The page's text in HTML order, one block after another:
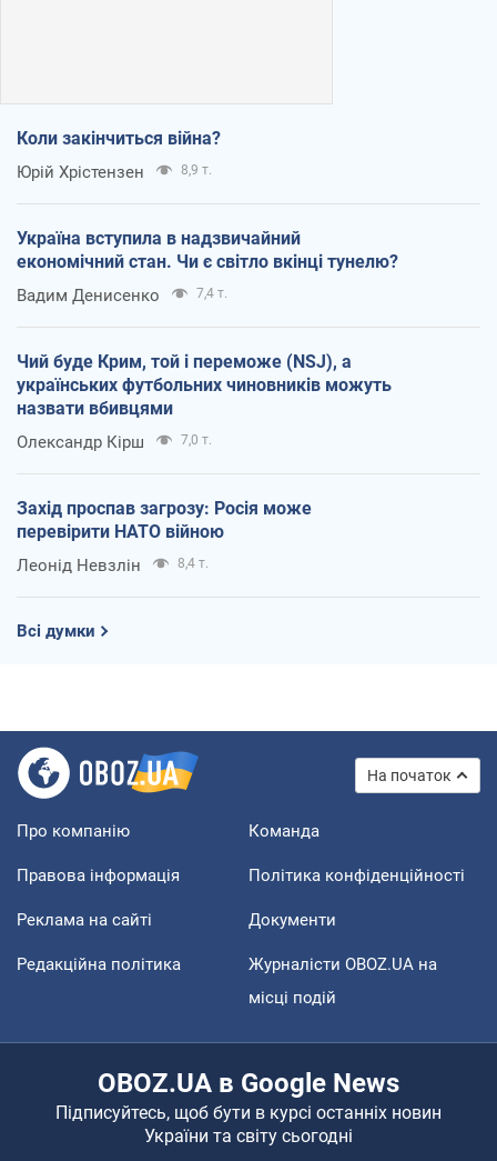
Коли закінчиться війна?
Юрій Хрістензен 8,9 т.
Україна вступила в надзвичайний
економічний стан. Чи є світло вкінці тунелю?
Вадим Денисенко 7,4 т.
Чий буде Крим, той і переможе (NSJ), а
українських футбольних чиновників можуть
назвати вбивцями
Олександр Кірш 7,0 т.
Захід проспав загрозу: Росія може
перевірити НАТО війною
Леонід Невзлін 8,4 т.
Всі думки
На початок
Про компанію Команда
Правова інформація Політика конфіденційності
Реклама на сайті Документи
Редакційна політика
Журналісти OBOZ.UA на
місці подій
OBOZ.UA в Google News
Підписуйтесь, щоб бути в курсі останніх новин
України та світу сьогодні